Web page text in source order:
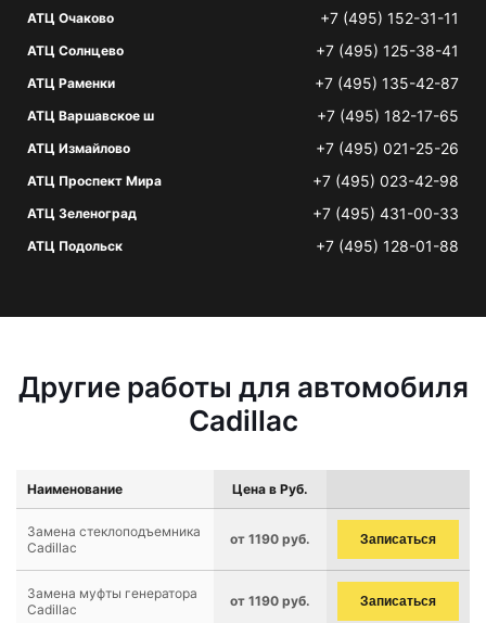
АТЦ Очаково +7 (495) 152-31-11
АТЦ Солнцево +7 (495) 125-38-41
АТЦ Раменки +7 (495) 135-42-87
АТЦ Варшавское ш +7 (495) 182-17-65
АТЦ Измайлово +7 (495) 021-25-26
АТЦ Проспект Мира +7 (495) 023-42-98
АТЦ Зеленоград +7 (495) 431-00-33
АТЦ Подольск +7 (495) 128-01-88
Другие работы для автомобиля
Cadillac
Наименование Цена в Руб.
Замена стеклоподъемника
Cadillac
от 1190 руб. Записаться
Замена муфты генератора
Cadillac
от 1190 руб. Записаться